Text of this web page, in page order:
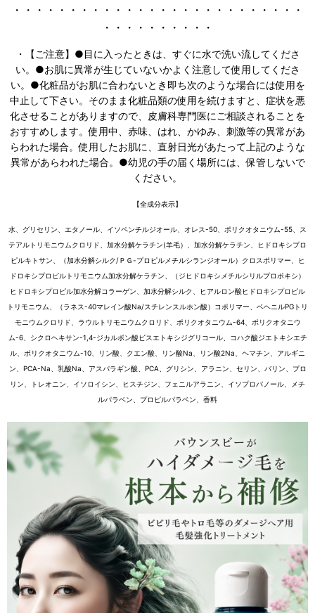
・・・・・・・・・・・・・・・・・・・・・・・・・・
・・・・・・・・・・
・
【ご注意】●目に入ったときは、すぐに水で洗い流してくださ
い。●お肌に異常が生じていないかよく注意して使用してくださ
い。●化粧品がお肌に合わないとき即ち次のような場合には使用を
中止して下さい。そのまま化粧品類の使用を続けますと、症状を悪
化させることがありますので、皮膚科専門医にご相談されることを
おすすめします。使用中、赤味、はれ、かゆみ、刺激等の異常があ
らわれた場合。使用したお肌に、直射日光があたって上記のような
異常があらわれた場合。●幼児の手の届く場所には、保管しないで
ください。
【全成分表示】
水、グリセリン、エタノール、イソペンチルジオール、オレス-50、ポリクオタニウム-55、ス
テアルトリモニウムクロリド、加水分解ケラチン(羊毛）、加水分解ケラチン、ヒドロキシプロ
ピルキトサン、（加水分解シルク/ＰＧ-プロピルメチルシランジオール）クロスポリマー、ヒ
ドロキシプロピルトリモニウム加水分解ケラチン、（ジヒドロキシメチルシリルプロポキシ）
ヒドロキシプロピル加水分解コラーゲン、加水分解シルク、ヒアルロン酸ヒドロキシプロピル
トリモニウム、（ラネス-40マレイン酸Na/スチレンスルホン酸）コポリマー、ベヘニルPGトリ
モニウムクロリド、ラウルトリモニウムクロリド、ポリクオタニウム-64、ポリクオタニウ
ム-6、シクロヘキサン-1,4-ジカルボン酸ビスエトキシジグリコール、コハク酸ジエトキシエチ
ル、ポリクオタニウム-10、リン酸、クエン酸、リン酸Na、リン酸2Na、ヘマチン、アルギニ
ン、PCA-Na、乳酸Na、アスパラギン酸、PCA、グリシン、アラニン、セリン、バリン、プロ
リン、トレオニン、イソロイシン、ヒスチジン、フェニルアラニン、イソプロパノール、メチ
ルパラベン、プロピルパラベン、香料